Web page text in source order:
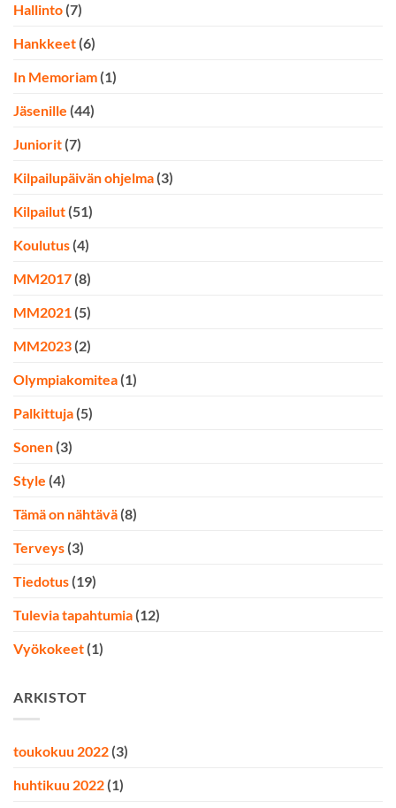
Hallinto (7)
Hankkeet (6)
In Memoriam (1)
Jäsenille (44)
Juniorit (7)
Kilpailupäivän ohjelma (3)
Kilpailut (51)
Koulutus (4)
MM2017 (8)
MM2021 (5)
MM2023 (2)
Olympiakomitea (1)
Palkittuja (5)
Sonen (3)
Style (4)
Tämä on nähtävä (8)
Terveys (3)
Tiedotus (19)
Tulevia tapahtumia (12)
Vyökokeet (1)
ARKISTOT
toukokuu 2022 (3)
huhtikuu 2022 (1)